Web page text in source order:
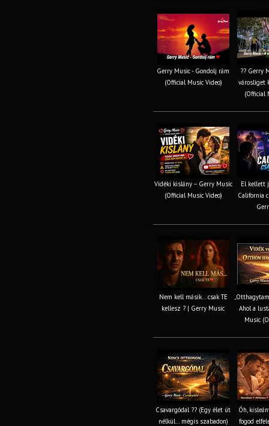
Gerry Music - Gondolj rám
(Official Music Video)
?? Gerry
városliget
(Official
Vidéki kislány – Gerry Music
(Official Music Video)
El kellett
California
Nem kell másik… csak TE
kellesz ? | Gerry Music
Ahol a
Music
Csavargódal ?? (Egy élet út
nélkül… mégis szabadon)
Óh,
fogod